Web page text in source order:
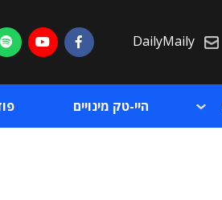
DailyMaily
היי-טק מינויים